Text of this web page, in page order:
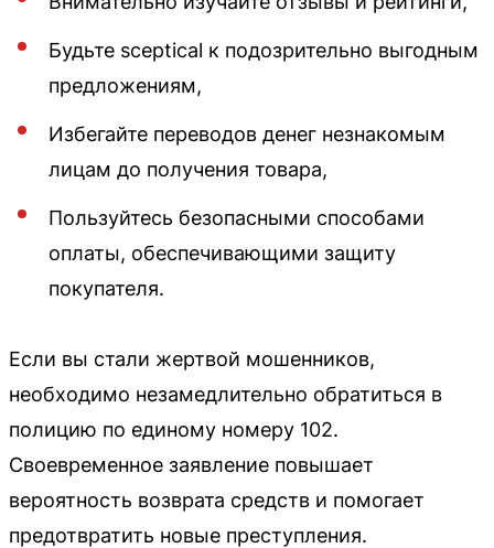
Будьте sceptical к подозрительно выгодным
предложениям,
Избегайте переводов денег незнакомым
лицам до получения товара,
Пользуйтесь безопасными способами
оплаты, обеспечивающими защиту
покупателя.
Если вы стали жертвой мошенников,
необходимо незамедлительно обратиться в
полицию по единому номеру 102.
Своевременное заявление повышает
вероятность возврата средств и помогает
предотвратить новые преступления.